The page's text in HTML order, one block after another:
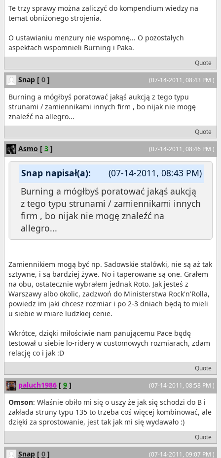
Te trzy sprawy można zaliczyć do kompendium wiedzy na
temat obniżonego strojenia.
O ustawianiu menzury nie wspomnę... O pozostałych
aspektach wspomnieli Burning i Paka.
Quote
(07-14-2011, 08:43 PM )
Snap [ 0 ]
Burning a mógłbyś poratować jakąś aukcją z tego typu
strunami / zamiennikami innych firm , bo nijak nie mogę
znaleźć na allegro...
Quote
(07-14-2011, 08:46 PM )
Asmo [ 3 ]
(07-14-2011, 08:43 PM)
Snap napisał(a):
Burning a mógłbyś poratować jakąś aukcją
z tego typu strunami / zamiennikami innych
firm , bo nijak nie mogę znaleźć na
allegro...
Zamiennikiem mogą być np. Sadowskie stalówki, nie są aż tak
sztywne, i są bardziej żywe. No i taperowane są one. Grałem
na obu, ostatecznie wybrałem jednak Roto. Jak jesteś z
Warszawy albo okolic, zadzwoń do Ministerstwa Rock'n'Rolla,
powiedz im jaki chcesz rozmiar i po 2-3 dniach będą to mieli
u siebie w miare ludzkiej cenie.
Wkrótce, dzięki miłościwie nam panującemu Pace będę
testował u siebie lo-ridery w customowych rozmiarach, zdam
relację co i jak :D
Quote
(07-14-2011, 08:58 PM )
paluch1986 [ 9 ]
Omson: Właśnie obiło mi się o uszy że jak się schodzi do B i
zakłada struny typu 135 to trzeba coś więcej kombinować, ale
dzięki za sprostowanie, jest tak jak mi się wydawało :)
Quote
(07-14-2011, 09:07 PM )
Snap [ 0 ]